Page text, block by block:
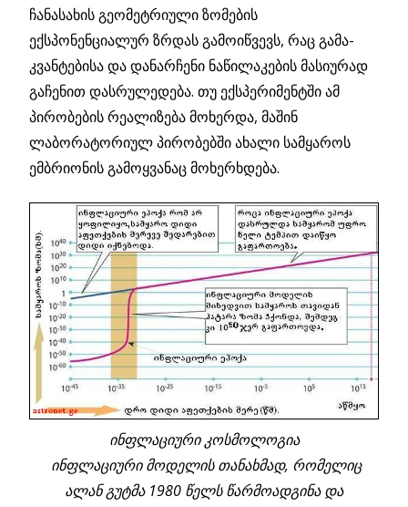
ჩანასახის გეომეტრიული ზომების
ექსპონენციალურ ზრდას გამოიწვევს, რაც გამა-
კვანტებისა და დანარჩენი ნაწილაკების მასიურად
გაჩენით დასრულედება. თუ ექსპერიმენტში ამ
პირობების რეალიზება მოხერდა, მაშინ
ლაბორატორიულ პირობებში ახალი სამყაროს
ემბრიონის გამოყვანაც მოხერხდება.
ინფლაციური კოსმოლოგია
ინფლაციური მოდელის თანახმად, რომელიც
ალან გუტმა 1980 წელს წარმოადგინა და